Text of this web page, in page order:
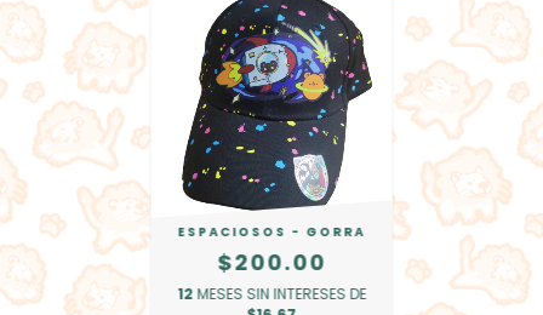
ESPACIOSOS - GORRA
$200.00
12 MESES SIN INTERESES DE